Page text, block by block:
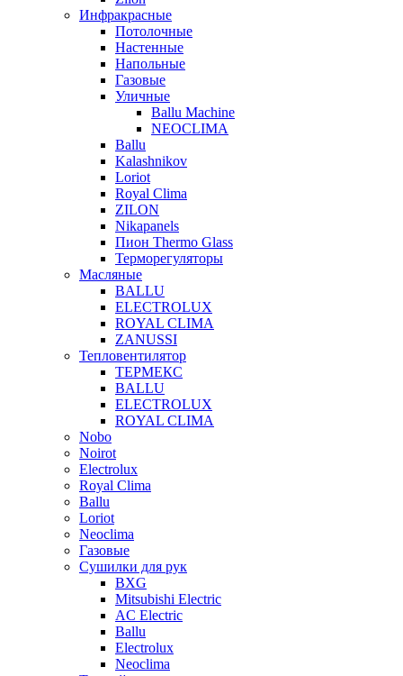
Инфракрасные
Потолочные
Настенные
Напольные
Газовые
Уличные
Ballu Machine
NEOCLIMA
Ballu
Kalashnikov
Loriot
Royal Clima
ZILON
Nikapanels
Пион Thermo Glass
Терморегуляторы
Масляные
BALLU
ELECTROLUX
ROYAL CLIMA
ZANUSSI
Тепловентилятор
ТЕРМЕКС
BALLU
ELECTROLUX
ROYAL CLIMA
Nobo
Noirot
Electrolux
Royal Clima
Ballu
Loriot
Neoclima
Газовые
Сушилки для рук
BXG
Mitsubishi Electric
AC Electric
Ballu
Electrolux
Neoclima